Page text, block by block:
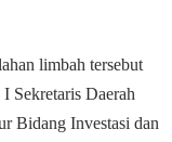
limbah tersebut
Sekretaris Daerah
Bidang Investasi dan